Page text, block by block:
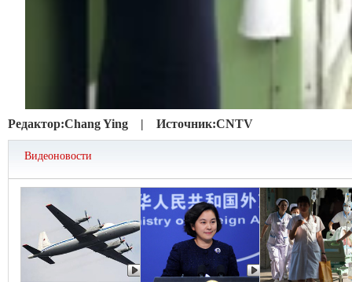
Редактор:Chang Ying | Источник:CNTV
Видеоновости